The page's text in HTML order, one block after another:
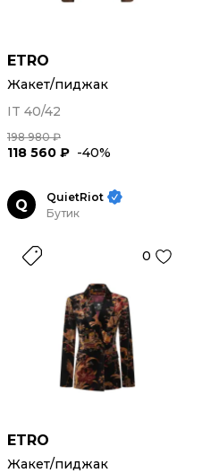
ETRO
Жакет/пиджак
IT 40/42
198 980 ₽
118 560 ₽ -40%
Q
QuietRiot
Бутик
0
ETRO
Жакет/пиджак